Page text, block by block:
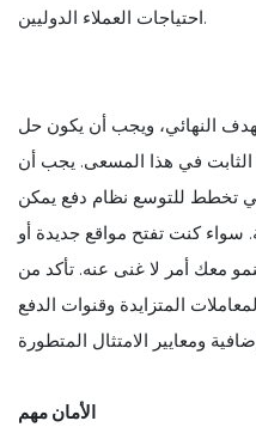
احتياجات العملاء الدوليين.
النهائي، ويجب أن يكون حل
في هذا المسعى. يجب أن
تخطط للتوسع نظام دفع يمكن
كنت تفتح مواقع جديدة أو
معك أمر لا غنى عنه. تأكد من
المتزايدة وقنوات الدفع
الأمان مهم